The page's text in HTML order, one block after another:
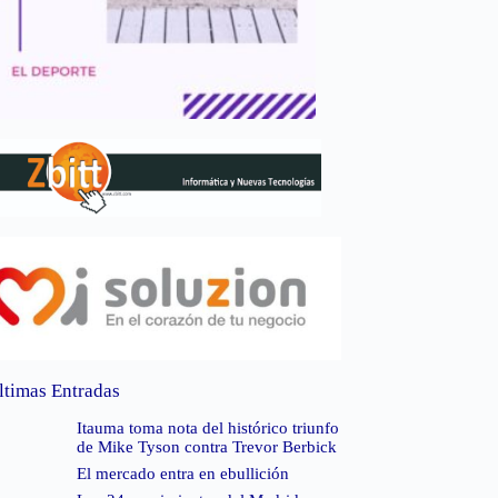
Entradas
Itauma toma nota del histórico triunfo
de Mike Tyson contra Trevor Berbick
El mercado entra en ebullición